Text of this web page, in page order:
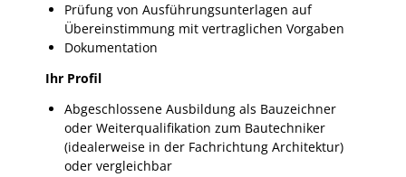
Prüfung von Ausführungsunterlagen auf
Übereinstimmung mit vertraglichen Vorgaben
Dokumentation
Ihr Profil
Abgeschlossene Ausbildung als Bauzeichner
oder Weiterqualifikation zum Bautechniker
(idealerweise in der Fachrichtung Architektur)
oder vergleichbar